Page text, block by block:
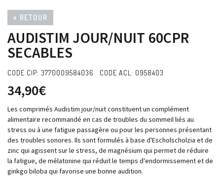
« RETOUR
AUDISTIM JOUR/NUIT 60CPR
SECABLES
CODE CIP: 3770009584036 CODE ACL: 0958403
34,90€
Les comprimés Audistim jour/nuit constituent un complément
alimentaire recommandé en cas de troubles du sommeil liés au
stress ou à une fatigue passagère ou pour les personnes présentant
des troubles sonores. Ils sont formulés à base d'Escholscholzia et de
zinc qui agissent sur le stress, de magnésium qui permet de réduire
la fatigue, de mélatonine qui réduit le temps d'endormissement et de
ginkgo biloba qui favorise une bonne audition.